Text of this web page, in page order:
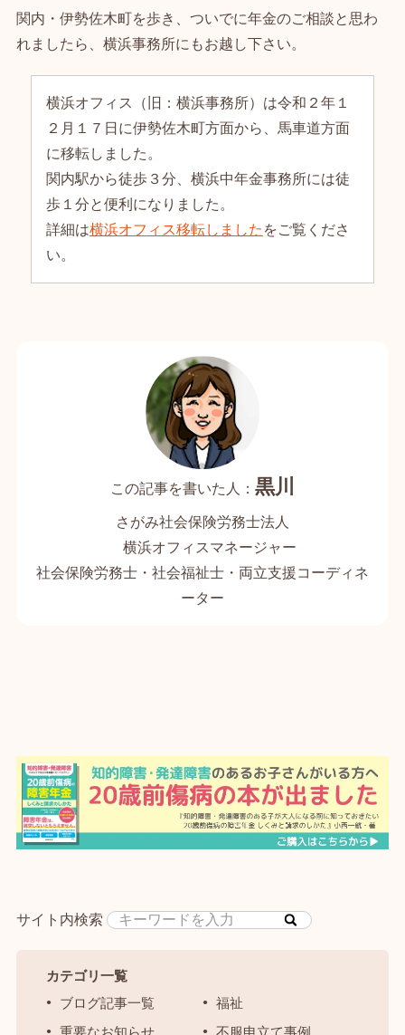
関内・伊勢佐木町を歩き、ついでに年金のご相談と思わ
れましたら、横浜事務所にもお越し下さい。
横浜オフィス（旧：横浜事務所）は令和２年１
２月１７日に伊勢佐木町方面から、馬車道方面
に移転しました。
関内駅から徒歩３分、横浜中年金事務所には徒
歩１分と便利になりました。
詳細は横浜オフィス移転しました をご覧くださ
い。
黒川
さがみ社会保険労務士法人
横浜オフィスマネージャー
社会保険労務士・社会福祉士・両立支援コーディネ
ーター
サイト内検索
カテゴリ一覧
ブログ記事一覧
福祉
重要なお知らせ
不服申立て事例